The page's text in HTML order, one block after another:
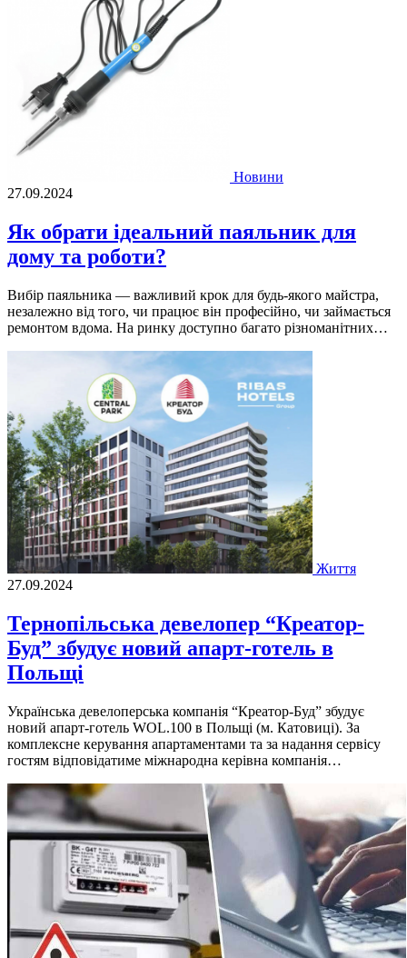
Новини
27.09.2024
Як обрати ідеальний паяльник для
дому та роботи?
Вибір паяльника — важливий крок для будь-якого майстра,
незалежно від того, чи працює він професійно, чи займається
ремонтом вдома. На ринку доступно багато різноманітних…
Життя
27.09.2024
Тернопільська девелопер “Креатор-
Буд” збудує новий апарт-готель в
Польщі
Українська девелоперська компанія “Креатор-Буд” збудує
новий апарт-готель WOL.100 в Польщі (м. Катовиці). За
комплексне керування апартаментами та за надання сервісу
гостям відповідатиме міжнародна керівна компанія…